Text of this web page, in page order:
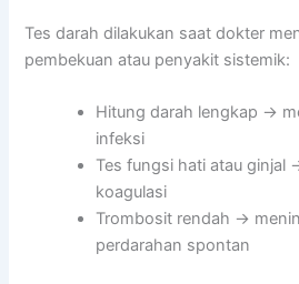
Tes darah dilakukan saat dokter
pembekuan atau penyakit sistemik:
Hitung darah lengkap →
infeksi
Tes fungsi hati atau ginjal
koagulasi
Trombosit rendah →
perdarahan spontan